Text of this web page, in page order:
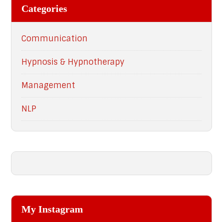
Categories
Communication
Hypnosis & Hypnotherapy
Management
NLP
My Instagram